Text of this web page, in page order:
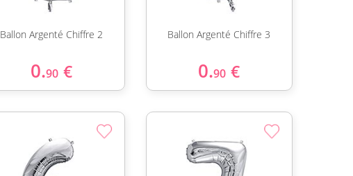
Ballon Argenté Chiffre 2
0.90 €
Ballon Argenté Chiffre 3
0.90 €